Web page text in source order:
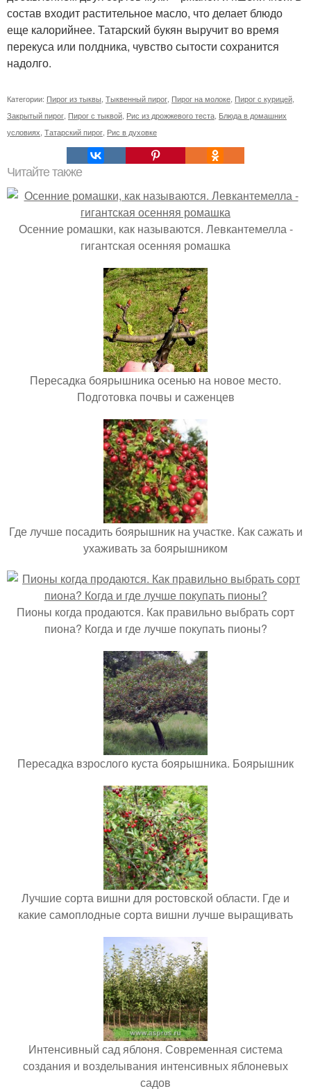
состав входит растительное масло, что делает блюдо
еще калорийнее. Татарский букян выручит во время
перекуса или полдника, чувство сытости сохранится
надолго.
Категории: Пирог из тыквы Тыквенный пирог Пирог на молоке Пирог с курицей
Закрытый пирог Пирог с тыквой Рис из дрожжевого теста Блюда в домашних
условиях Татарский пирог Рис в духовке
Читайте также
Осенние ромашки, как называются. Левкантемелла -
гигантская осенняя ромашка
Пересадка боярышника осенью на новое место.
Подготовка почвы и саженцев
Где лучше посадить боярышник на участке. Как сажать и
ухаживать за боярышником
Пионы когда продаются. Как правильно выбрать сорт
пиона? Когда и где лучше покупать пионы?
Пересадка взрослого куста боярышника. Боярышник
Лучшие сорта вишни для ростовской области. Где и
какие самоплодные сорта вишни лучше выращивать
Интенсивный сад яблоня. Современная система
создания и возделывания интенсивных яблоневых
садов